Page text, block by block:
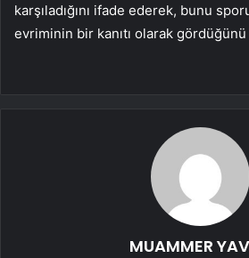
karşıladığını ifade ederek, bunu
evriminin bir kanıtı olarak
MUAMMER